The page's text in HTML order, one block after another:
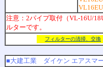
注意：2パイプ取付（VL-16U/
ルターです。
フィルターの清掃、交換
■大建工業 ダイケン エアスマ